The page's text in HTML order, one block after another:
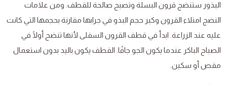
البذور ستنضج قرون البسلة وتصبح صالحة للقطف. ومن علامات
النضج امتلاء القرون وكبر حجم البذو في جرابها مقارنة بحجمها التي كانت
عليه عند الزراعة. ابدأ في قطف القرون السفلى لأنها تنضج أولًا في
الصباح الباكر عندما يكون الجو جافًا. القطف يكون باليد بدون استعمال
مقص أو سكين.